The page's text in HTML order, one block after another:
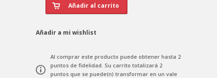
Añadir a mi wishlist
Al comprar este producto puede obtener hasta 2
puntos de fidelidad. Su carrito totalizará 2
puntos que se puede(n) transformar en un vale